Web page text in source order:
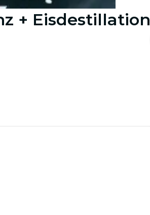
+ Eisdestillation